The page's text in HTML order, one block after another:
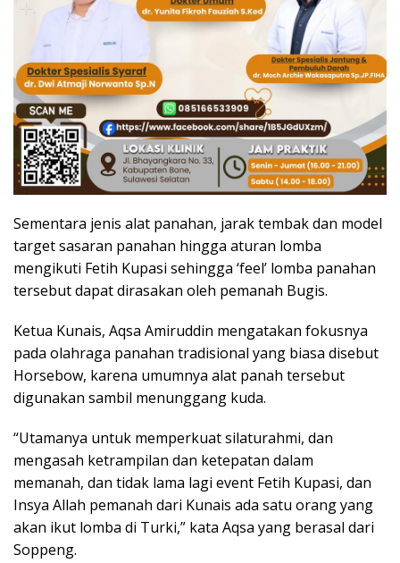
Sementara jenis alat panahan, jarak tembak dan model
target sasaran panahan hingga aturan lomba
mengikuti Fetih Kupasi sehingga ‘feel’ lomba panahan
tersebut dapat dirasakan oleh pemanah Bugis.
Ketua Kunais, Aqsa Amiruddin mengatakan fokusnya
pada olahraga panahan tradisional yang biasa disebut
Horsebow, karena umumnya alat panah tersebut
digunakan sambil menunggang kuda.
“Utamanya untuk memperkuat silaturahmi, dan
mengasah ketrampilan dan ketepatan dalam
memanah, dan tidak lama lagi event Fetih Kupasi, dan
Insya Allah pemanah dari Kunais ada satu orang yang
akan ikut lomba di Turki,” kata Aqsa yang berasal dari
Soppeng.